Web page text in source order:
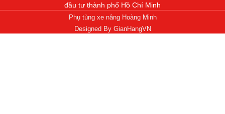
đầu tư thành phố Hồ Chí Minh
Phụ tùng xe nâng Hoàng Minh
Designed By GianHangVN